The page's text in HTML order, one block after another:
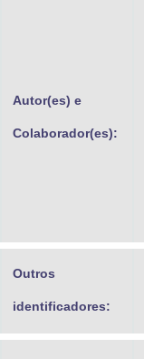
Autor(es) e
Colaborador(es):
Outros
identificadores: